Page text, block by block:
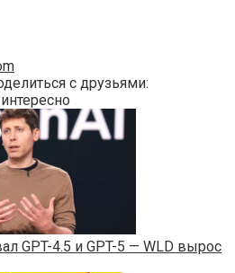
с друзьями:
GPT-4.5 и GPT-5 — WLD вырос